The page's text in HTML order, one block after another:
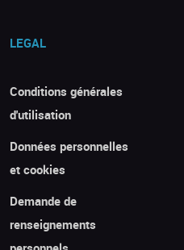
LEGAL
Conditions générales
d'utilisation
Données personnelles
et cookies
Demande de
renseignements